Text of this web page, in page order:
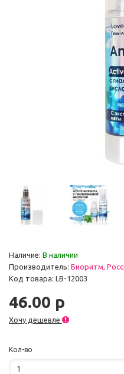
Наличие: В наличии
Производитель: Биоритм,
Код товара: LB-12003
46.00 р
Хочу дешевле
Кол-во